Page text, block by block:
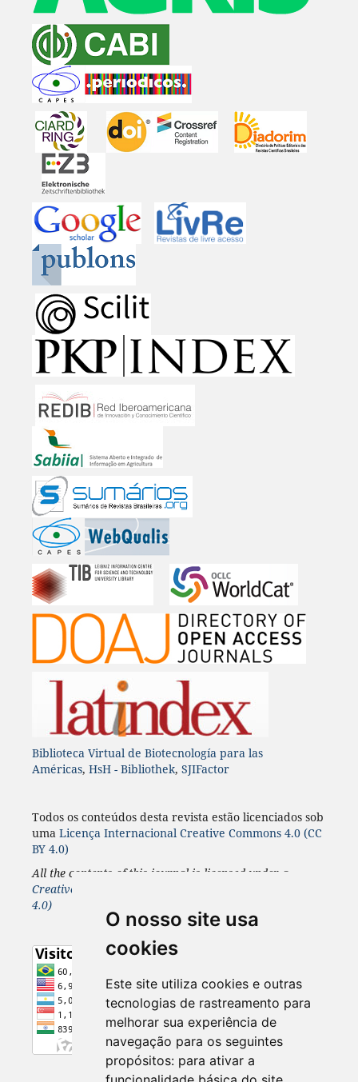
O nosso site usa
cookies
Este site utiliza cookies e outras
tecnologias de rastreamento para
melhorar sua experiência de
navegação para os seguintes
propósitos: para ativar a
Biblioteca Virtual de Biotecnología para las
Américas, HsH - Bibliothek, SJIFactor
Todos os conteúdos desta revista estão licenciados sob
uma Licença Internacional Creative Commons 4.0 (CC
BY 4.0)
All the contents of this journal is licensed under a
Creative Commons 4.0 Internacional
4.0)